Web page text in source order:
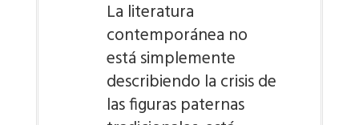
La literatura
contemporánea no
está simplemente
describiendo la crisis de
las figuras paternas